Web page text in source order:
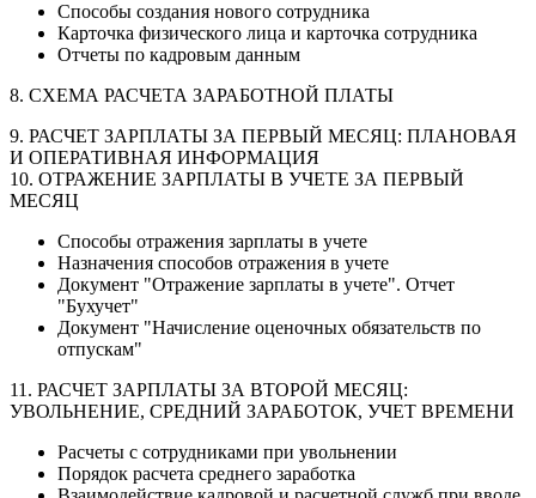
Способы создания нового сотрудника
Карточка физического лица и карточка сотрудника
Отчеты по кадровым данным
8. СХЕМА РАСЧЕТА ЗАРАБОТНОЙ ПЛАТЫ
9. РАСЧЕТ ЗАРПЛАТЫ ЗА ПЕРВЫЙ МЕСЯЦ: ПЛАНОВАЯ
И ОПЕРАТИВНАЯ ИНФОРМАЦИЯ
10. ОТРАЖЕНИЕ ЗАРПЛАТЫ В УЧЕТЕ ЗА ПЕРВЫЙ
МЕСЯЦ
Способы отражения зарплаты в учете
Назначения способов отражения в учете
Документ "Отражение зарплаты в учете". Отчет
"Бухучет"
Документ "Начисление оценочных обязательств по
отпускам"
11. РАСЧЕТ ЗАРПЛАТЫ ЗА ВТОРОЙ МЕСЯЦ:
УВОЛЬНЕНИЕ, СРЕДНИЙ ЗАРАБОТОК, УЧЕТ ВРЕМЕНИ
Расчеты с сотрудниками при увольнении
Порядок расчета среднего заработка